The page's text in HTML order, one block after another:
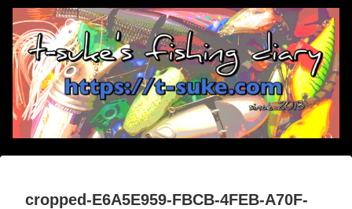
cropped-E6A5E959-FBCB-4FEB-A70F-